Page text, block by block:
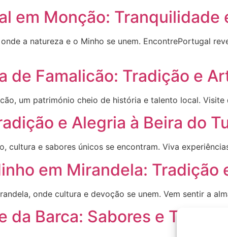
em Monção: Tranquilidade
a natureza e o Minho se unem. EncontrePortugal
de Famalicão: Tradição e
um património cheio de história e talento local. Visite
e Alegria à Beira do
cultura e sabores únicos se encontram. Viva
em Mirandela: Tradição
onde cultura e devoção se unem. Vem sentir a
da Barca: Sabores e